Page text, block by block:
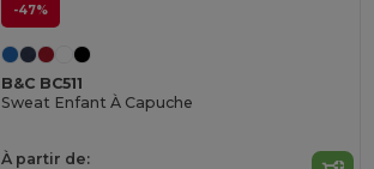
-47%
B&C BC511
Sweat Enfant À Capuche
À partir de: